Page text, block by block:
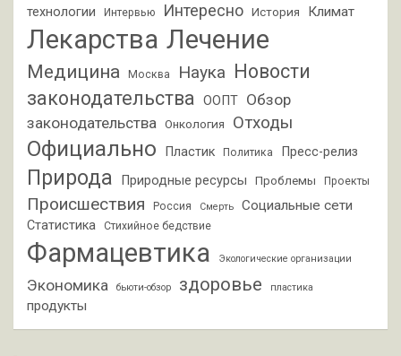
технологии
Интервью Интересно История Климат
Лекарства Лечение
Медицина Москва Наука Новости
законодательства ООПТ Обзор
законодательства Онкология Отходы
Официально Пластик Политика Пресс-релиз
Природа Природные ресурсы Проблемы Проекты
Происшествия Россия Смерть Социальные сети
Статистика Стихийное бедствие
Фармацевтика Экологические организации
Экономика бьюти-обзор здоровье пластика
продукты